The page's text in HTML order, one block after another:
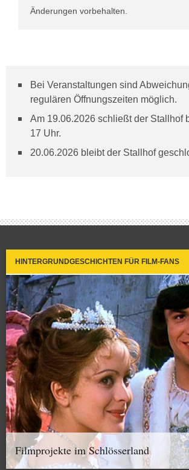
Änderungen vorbehalten.
Bei Veranstaltungen sind
regulären Öffnungszeiten möglich.
Am 19.06.2026 schließt der Stallhof
17 Uhr.
20.06.2026 bleibt der Stallhof
HINTERGRUNDGESCHICHTEN FÜR FILM-FANS
Filmprojekte im Schlösserland